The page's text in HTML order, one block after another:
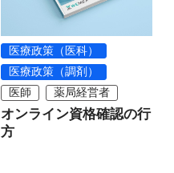
医療政策（医科）
医療政策（調剤）
医師
薬局経営者
オンライン資格確認の行
方